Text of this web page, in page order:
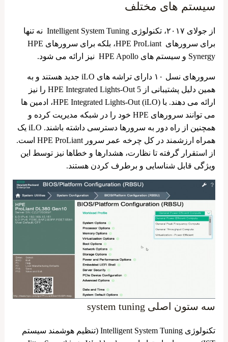
سیستم های مختلف
از جولای ۲۰۱۷، تکنولوژی Intelligent System Tuning نه تنها
برای سرورهای HPE ProLiant، بلکه برای سرورهای HPE
Synergy و سیستم‌ های HPE Apollo نیز ارائه می ‌شود.
سرورهای نسل ۱۰ دارای تراشه ‌های iLO جدید هستند و به
همین دلیل پشتیبانی از HPE Integrated Lights-Out 5 را نیز
ارائه می ‌دهند. با HPE Integrated Lights-Out (iLO)، ادمین ها
می ‌توانند سرورهای HPE خود را در شبکه مدیریت کرده و
همچنین از راه دور به سرورها دسترسی داشته باشند. iLO یک
همراه ارزشمند در کل چرخه عمر سرور HPE ProLiant است.
از استقرار گرفته تا نظارت، هشدارها و خطاها نیز توسط این
ویژگی قابل شناسایی و برطرف کردن هستند.
سه ستون اصلی system tuning
تکنولوژی Intelligent System Tuning (تنظیم هوشمند سیستم